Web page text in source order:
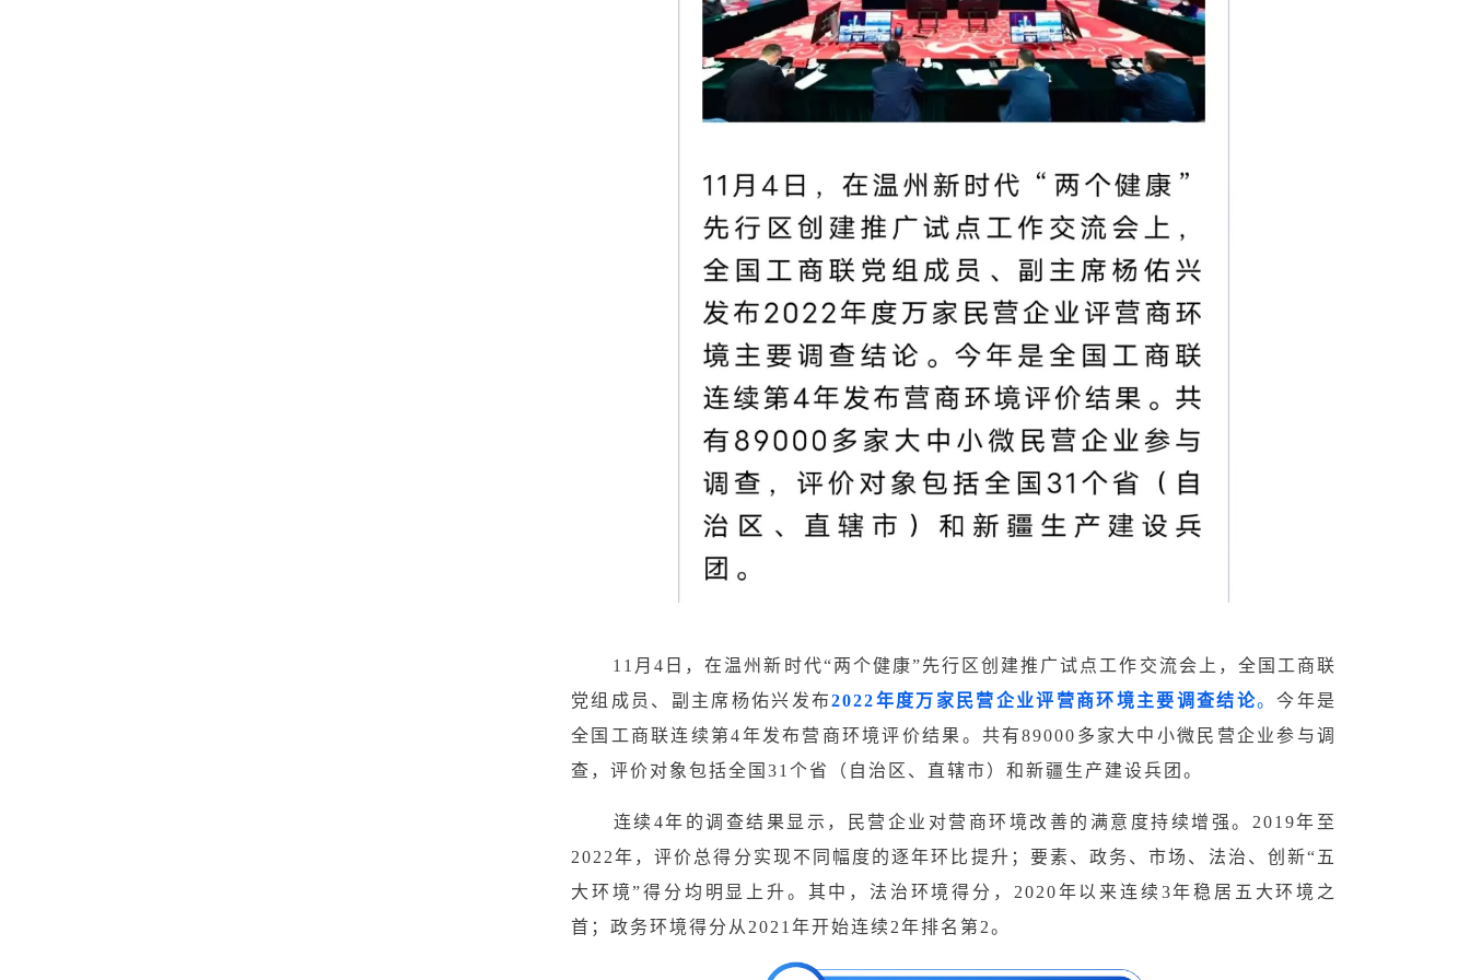
11月4日，在温州新时代“两个健康”先行区创建推广试点工作交流会上，全国工商联
党组成员、副主席杨佑兴发布2022年度万家民营企业评营商环境主要调查结论。今年是
全国工商联连续第4年发布营商环境评价结果。共有89000多家大中小微民营企业参与调
查，评价对象包括全国31个省（自治区、直辖市）和新疆生产建设兵团。
连续4年的调查结果显示，民营企业对营商环境改善的满意度持续增强。2019年至
2022年，评价总得分实现不同幅度的逐年环比提升；要素、政务、市场、法治、创新“五
大环境”得分均明显上升。其中，法治环境得分，2020年以来连续3年稳居五大环境之
首；政务环境得分从2021年开始连续2年排名第2。